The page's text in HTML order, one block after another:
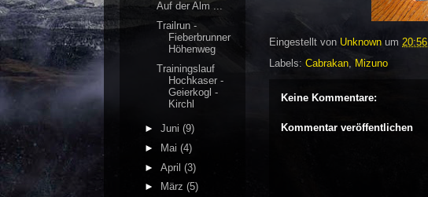
Eingestellt von Unknown um 20:56
Labels: Cabrakan, Mizuno
Keine Kommentare:
Kommentar veröffentlichen
Auf der Alm ...
Trailrun -
Fieberbrunner
Höhenweg
Trainingslauf
Hochkaser -
Geierkogl -
Kirchl
► Juni (9)
►
Mai (4)
► April (3)
►
März (5)